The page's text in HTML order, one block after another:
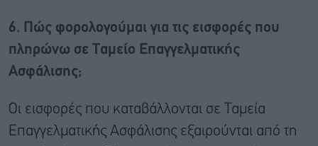
6. Πώς φορολογούμαι για τις εισφορές που
πληρώνω σε Ταμείο Επαγγελματικής
Ασφάλισης;
Οι εισφορές που καταβάλλονται σε Ταμεία
Επαγγελματικής Ασφάλισης εξαιρούνται από τη